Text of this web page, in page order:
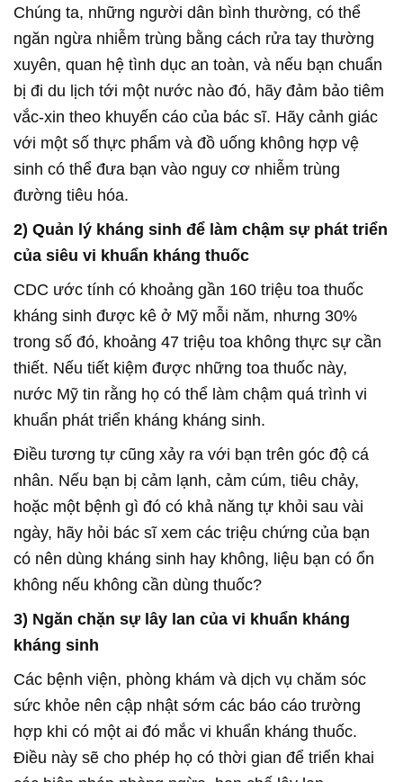
Chúng ta, những người dân bình thường, có thể
ngăn ngừa nhiễm trùng bằng cách rửa tay thường
xuyên, quan hệ tình dục an toàn, và nếu bạn chuẩn
bị đi du lịch tới một nước nào đó, hãy đảm bảo tiêm
vắc-xin theo khuyến cáo của bác sĩ. Hãy cảnh giác
với một số thực phẩm và đồ uống không hợp vệ
sinh có thể đưa bạn vào nguy cơ nhiễm trùng
đường tiêu hóa.
2) Quản lý kháng sinh để làm chậm sự phát triển
của siêu vi khuẩn kháng thuốc
CDC ước tính có khoảng gần 160 triệu toa thuốc
kháng sinh được kê ở Mỹ mỗi năm, nhưng 30%
trong số đó, khoảng 47 triệu toa không thực sự cần
thiết. Nếu tiết kiệm được những toa thuốc này,
nước Mỹ tin rằng họ có thể làm chậm quá trình vi
khuẩn phát triển kháng kháng sinh.
Điều tương tự cũng xảy ra với bạn trên góc độ cá
nhân. Nếu bạn bị cảm lạnh, cảm cúm, tiêu chảy,
hoặc một bệnh gì đó có khả năng tự khỏi sau vài
ngày, hãy hỏi bác sĩ xem các triệu chứng của bạn
có nên dùng kháng sinh hay không, liệu bạn có ổn
không nếu không cần dùng thuốc?
3) Ngăn chặn sự lây lan của vi khuẩn kháng
kháng sinh
Các bệnh viện, phòng khám và dịch vụ chăm sóc
sức khỏe nên cập nhật sớm các báo cáo trường
hợp khi có một ai đó mắc vi khuẩn kháng thuốc.
Điều này sẽ cho phép họ có thời gian để triển khai